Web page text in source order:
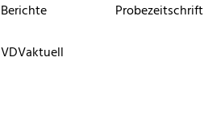
Berichte
VDVaktuell
Probezeitschrift